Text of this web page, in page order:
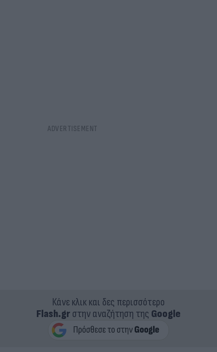
Κάνε κλικ και δες περισσότερο
Flash.grστην αναζήτηση της Google